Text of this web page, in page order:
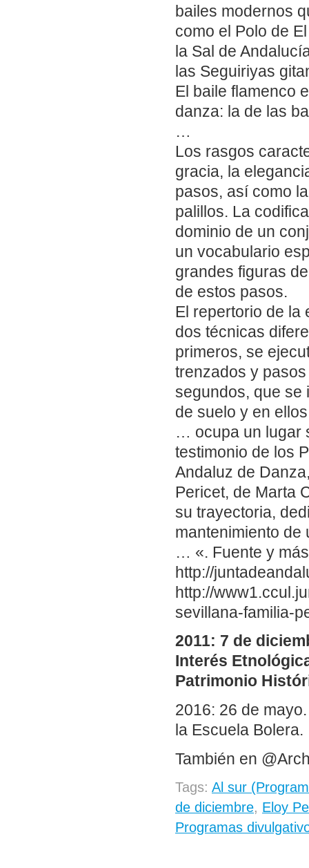
bailes modernos
como el Polo de
la Sal de
las Seguiriyas
El baile flamenco
danza: la de las
…
Los rasgos
gracia, la
pasos, así como
palillos. La
dominio de un
un vocabulario
grandes figuras
de estos pasos.
El repertorio de la
dos técnicas
primeros, se
trenzados y
segundos, que se
de suelo y en
… ocupa un lugar
testimonio de los
Andaluz de
Pericet, de Marta
su trayectoria,
mantenimiento de
… «. Fuente y
http://
http://
sevillana-familia-
2011: 7 de
Interés
Patrimonio
2016: 26 de
la Escuela Bolera.
También en
Tags: Al sur
de diciembre, Eloy
Programas